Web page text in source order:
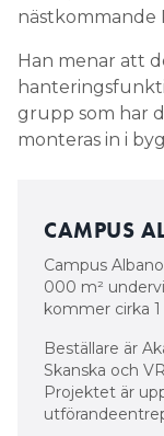
nästkommande
Han menar att
grupp som har
monteras in i
CAMPUS
Campus
000 m²
kommer cirka
Beställare är
Skanska och
Projektet är